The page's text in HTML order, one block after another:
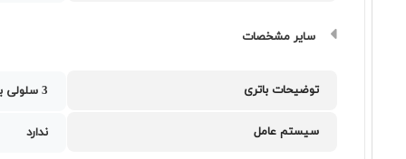
سایر مشخصات
توضیحات باتری 3 سلولی با ظرفیت 48 وات ساعت
سیستم عامل ندارد